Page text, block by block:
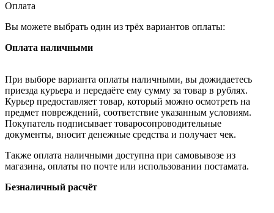
Оплата
Вы можете выбрать один из трёх вариантов оплаты:
Оплата наличными
При выборе варианта оплаты наличными, вы дожидаетесь
приезда курьера и передаёте ему сумму за товар в рублях.
Курьер предоставляет товар, который можно осмотреть на
предмет повреждений, соответствие указанным условиям.
Покупатель подписывает товаросопроводительные
документы, вносит денежные средства и получает чек.
Также оплата наличными доступна при самовывозе из
магазина, оплаты по почте или использовании постамата.
Безналичный расчёт